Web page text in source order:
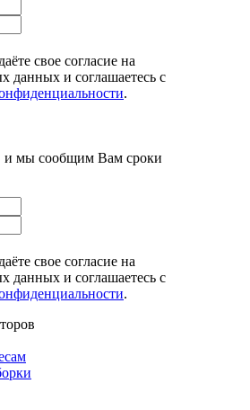
свое согласие на
данных и соглашаетесь с
.
и мы сообщим Вам сроки
свое согласие на
данных и соглашаетесь с
.